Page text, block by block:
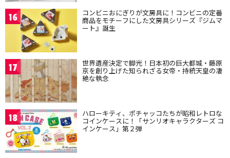
16 コンビニおにぎりが文房具に！コンビニの定番
商品をモチーフにした文房具シリーズ『ジムマ
ート』誕生
17 世界遺産決定で脚光！日本初の巨大都城・藤原
京を創り上げた知られざる女帝・持統天皇の凄
絶な執念
18 ハローキティ、ポチャッコたちが昭和レトロな
コインケースに！「サンリオキャラクターズ コ
インケース」第２弾